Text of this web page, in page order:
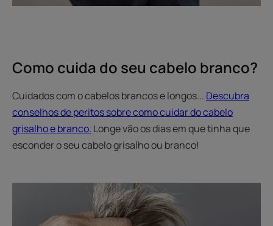
Como cuida do seu cabelo branco?
Cuidados com o cabelos brancos e longos... Descubra
conselhos de peritos sobre como cuidar do cabelo
grisalho e branco. Longe vão os dias em que tinha que
esconder o seu cabelo grisalho ou branco!